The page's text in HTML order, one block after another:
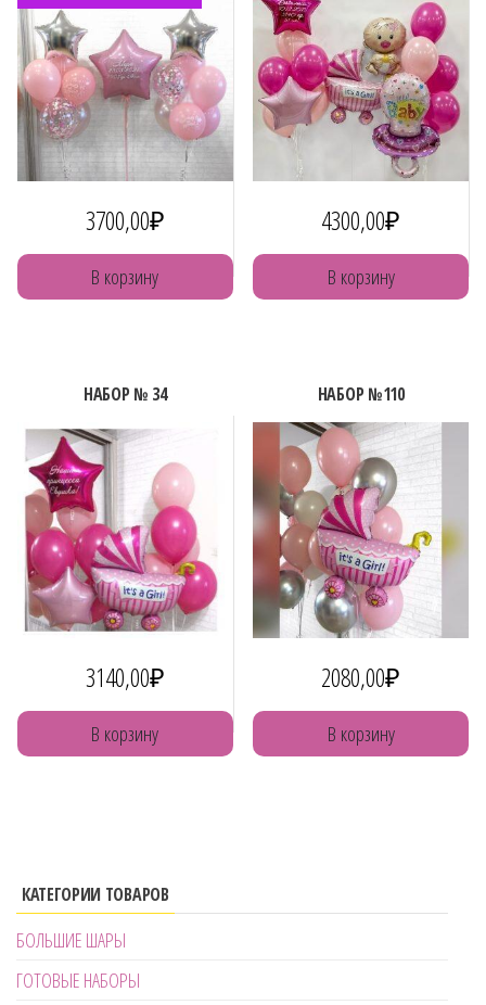
3700,00₽
В корзину
4300,00₽
В корзину
НАБОР № 34
3140,00₽
В корзину
НАБОР №110
2080,00₽
В корзину
КАТЕГОРИИ ТОВАРОВ
БОЛЬШИЕ ШАРЫ
ГОТОВЫЕ НАБОРЫ